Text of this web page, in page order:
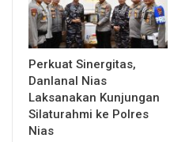
Perkuat Sinergitas,
Danlanal Nias
Laksanakan Kunjungan
Silaturahmi ke Polres
Nias